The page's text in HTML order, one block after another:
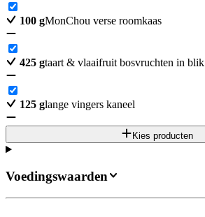
100 gMonChou verse roomkaas
425 gtaart & vlaaifruit bosvruchten in blik
125 glange vingers kaneel
Kies producten
Voedingswaarden